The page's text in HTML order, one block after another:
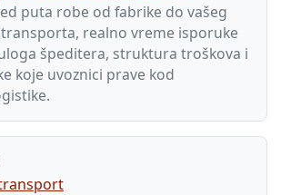
puta robe od fabrike do vašeg
transporta, realno vreme isporuke
špeditera, struktura troškova i
koje uvoznici prave kod